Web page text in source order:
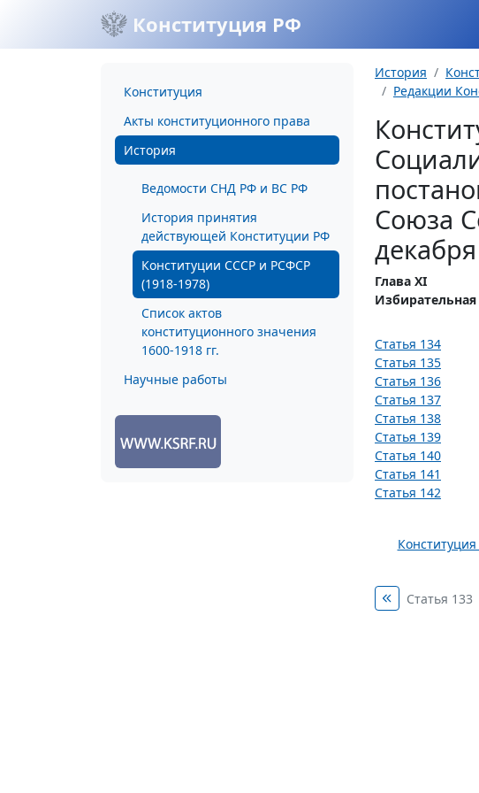
Конституция РФ
Конституция
Акты конституционного права
История
Ведомости СНД РФ и ВС РФ
История принятия
действующей Конституции РФ
Конституции СССР и РСФСР
(1918-1978)
Список актов
конституционного значения
1600-1918 гг.
Научные работы
История
Редакции
Союза
Глава XI
Статья 134
Статья 135
Статья 136
Статья 137
Статья 138
Статья 139
Статья 140
Статья 141
Статья 142
Статья 133